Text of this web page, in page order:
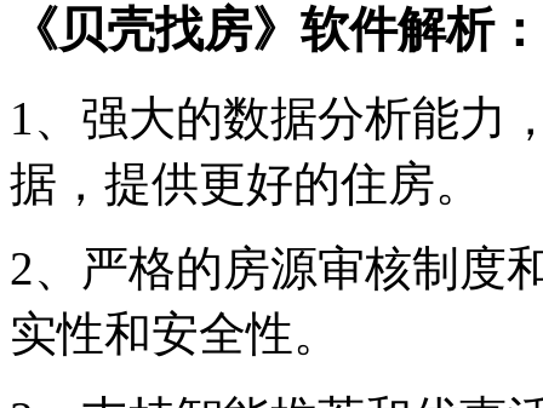
《贝壳找房》软件解析：
1、强大的数据分析能力
据，提供更好的住房。
2、严格的房源审核制度
实性和安全性。